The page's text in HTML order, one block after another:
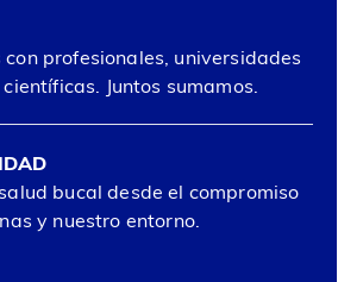
profesionales, universidades
Juntos sumamos.
bucal desde el compromiso
y nuestro entorno.